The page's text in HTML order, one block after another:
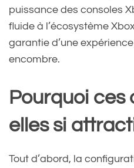
puissance des consoles
fluide à l’écosystème
garantie d’une
encombre.
Pourquoi ces
elles si
Tout d’abord, la